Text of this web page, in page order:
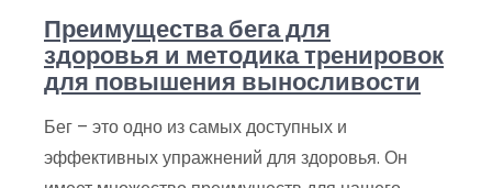
Преимущества бега для
здоровья и методика тренировок
для повышения выносливости
Бег – это одно из самых доступных и
эффективных упражнений для здоровья. Он